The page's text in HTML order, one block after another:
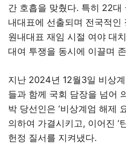
간 호흡을 맞췄다. 특히 22대
내대표에 선출되며 전국적인
원내대표 재임 시절 여야 대
대여 투쟁을 동시에 이끌며
지난 2024년 12월3일 비상
들과 함께 국회 담장을 넘어
박 당선인은 ‘비상계엄 해제
의하여 가결시키고, 이어진 ‘
헌정 질서를 지켜냈다.